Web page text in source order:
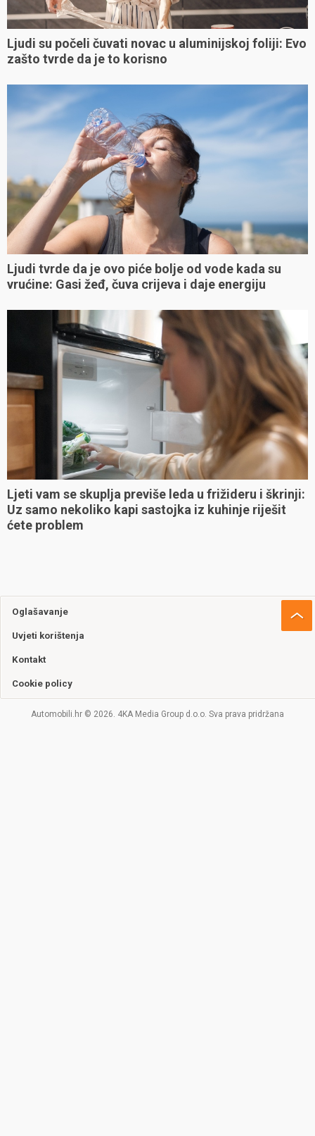
Ljudi su počeli čuvati novac u aluminijskoj foliji: Evo
zašto tvrde da je to korisno
Ljudi tvrde da je ovo piće bolje od vode kada su
vrućine: Gasi žeđ, čuva crijeva i daje energiju
Ljeti vam se skuplja previše leda u frižideru i škrinji:
Uz samo nekoliko kapi sastojka iz kuhinje riješit
ćete problem
Oglašavanje
Uvjeti korištenja
Kontakt
Cookie policy
Automobili.hr © 2026. 4KA Media Group d.o.o. Sva prava pridržana